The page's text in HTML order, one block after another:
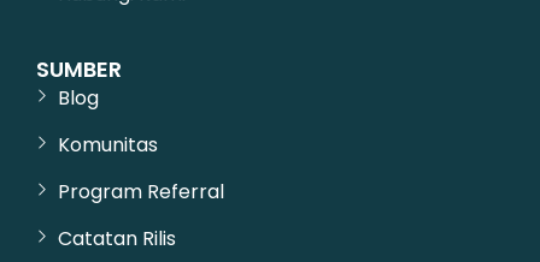
SUMBER
Blog
Komunitas
Program Referral
Catatan Rilis